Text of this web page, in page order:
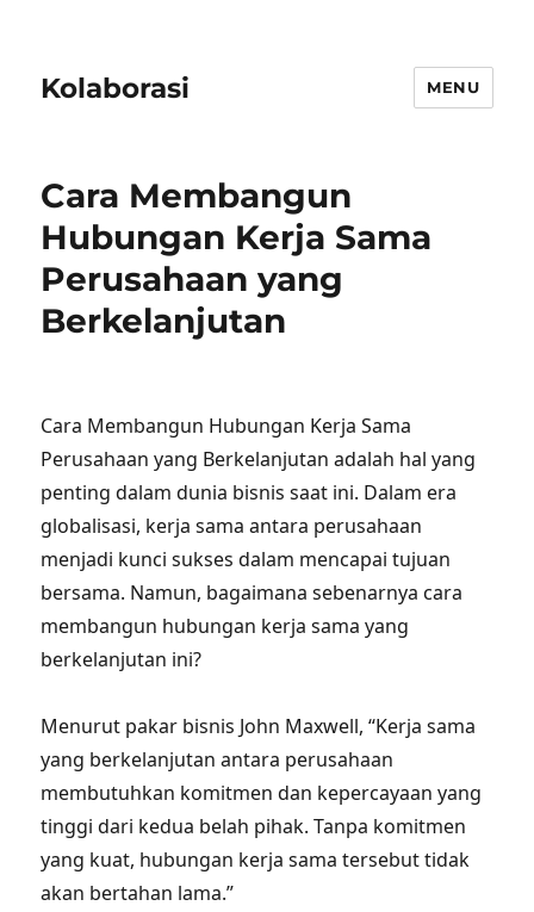
Kolaborasi MENU
Cara Membangun
Hubungan Kerja Sama
Perusahaan yang
Berkelanjutan
Cara Membangun Hubungan Kerja Sama
Perusahaan yang Berkelanjutan adalah hal yang
penting dalam dunia bisnis saat ini. Dalam era
globalisasi, kerja sama antara perusahaan
menjadi kunci sukses dalam mencapai tujuan
bersama. Namun, bagaimana sebenarnya cara
membangun hubungan kerja sama yang
berkelanjutan ini?
Menurut pakar bisnis John Maxwell, “Kerja sama
yang berkelanjutan antara perusahaan
membutuhkan komitmen dan kepercayaan yang
tinggi dari kedua belah pihak. Tanpa komitmen
yang kuat, hubungan kerja sama tersebut tidak
akan bertahan lama.”